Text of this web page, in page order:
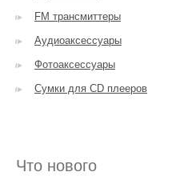
FM трансмиттеры
Аудиоаксессуары
Фотоаксессуары
Сумки для CD плееров
Что нового